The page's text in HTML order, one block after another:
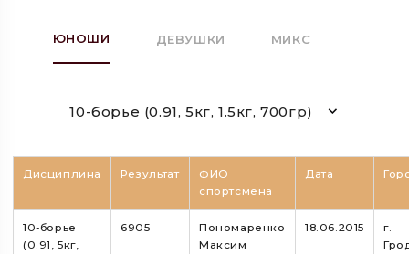
ЮНОШИ ДЕВУШКИ МИКС
10-борье (0.91, 5кг, 1.5кг, 700гр)
Дисциплина Результат
ФИО
спортсмена
Дата
10-борье
(0.91, 5кг,
6905
Пономаренко
Максим
18.06.2015
г.